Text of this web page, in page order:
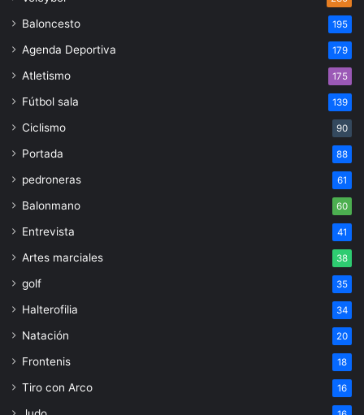
Baloncesto 195
Agenda Deportiva 179
Atletismo 175
Fútbol sala 139
Ciclismo 90
Portada 88
pedroneras 61
Balonmano 60
Entrevista 41
Artes marciales 38
golf 35
Halterofilia 34
Natación 20
Frontenis 18
Tiro con Arco 16